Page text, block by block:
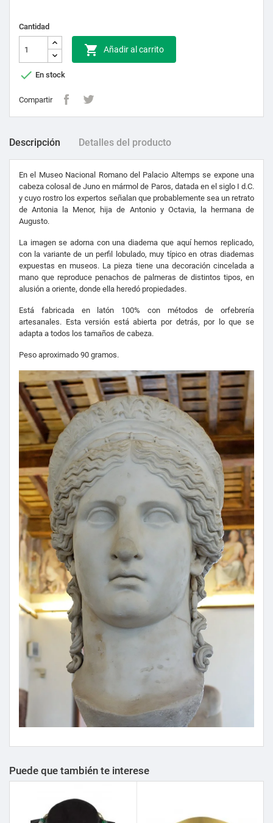
Cantidad
 Añadir al carrito
 En stock
Compartir
Descripción Detalles del producto
En el Museo Nacional Romano del Palacio Altemps se expone una
cabeza colosal de Juno en mármol de Paros, datada en el siglo I d.C.
y cuyo rostro los expertos señalan que probablemente sea un retrato
de Antonia la Menor, hija de Antonio y Octavia, la hermana de
Augusto.
La imagen se adorna con una diadema que aquí hemos replicado,
con la variante de un perfil lobulado, muy típico en otras diademas
expuestas en museos. La pieza tiene una decoración cincelada a
mano que reproduce penachos de palmeras de distintos tipos, en
alusión a oriente, donde ella heredó propiedades.
Está fabricada en latón 100% con métodos de orfebrería
artesanales. Esta versión está abierta por detrás, por lo que se
adapta a todos los tamaños de cabeza.
Peso aproximado 90 gramos.
Puede que también te interese